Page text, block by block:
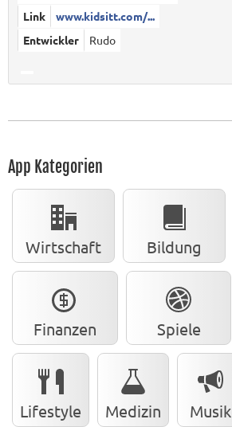
Link
www.kidsitt.com/...
Entwickler
Rudo
App Kategorien
Wirtschaft Bildung
Finanzen Spiele
Lifestyle Medizin Musik